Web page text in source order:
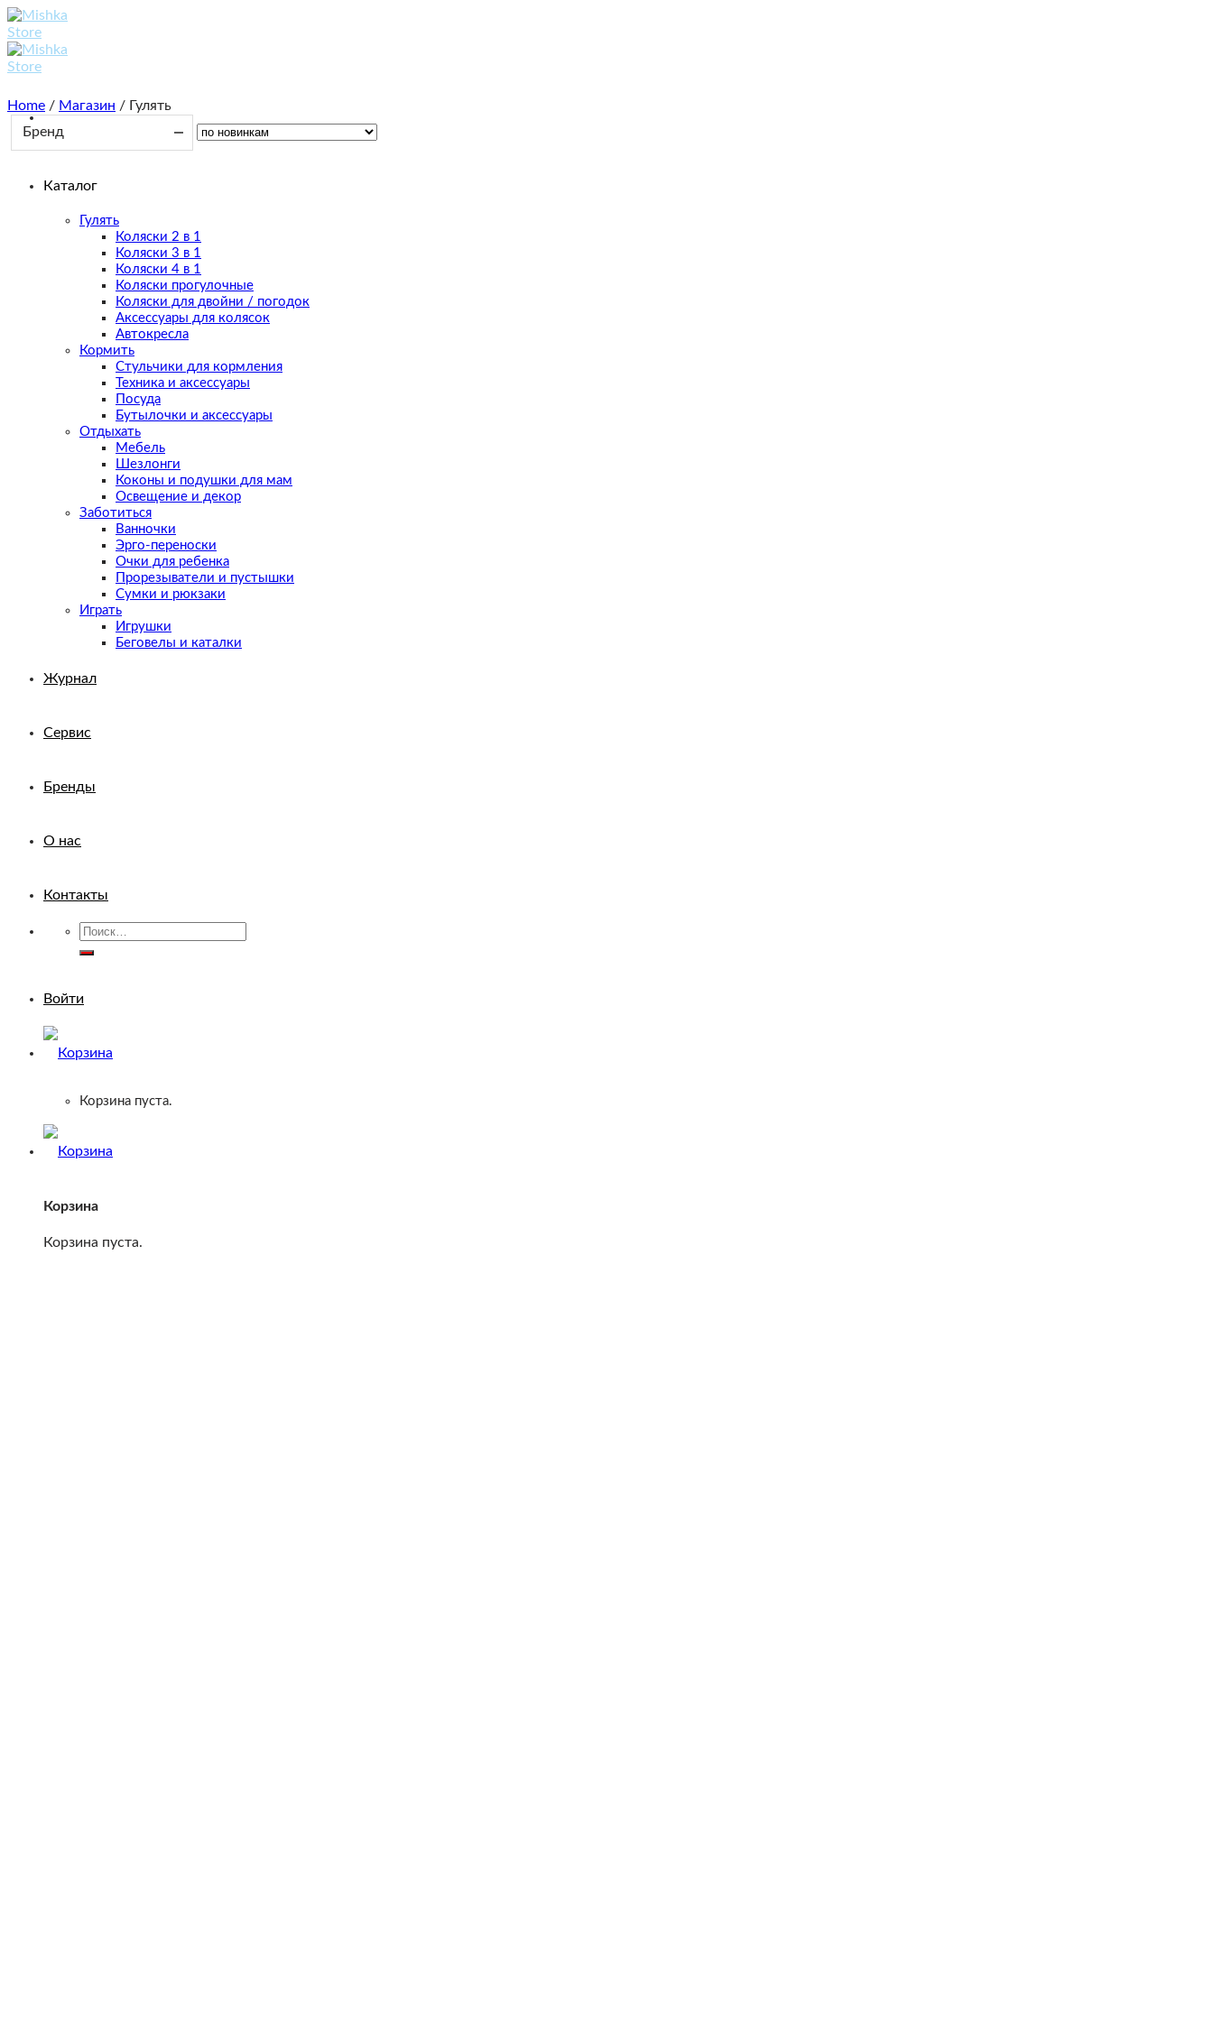
Skip
to
content
Каталог
Гулять
Коляски 2 в 1
Коляски 3 в 1
Коляски 4 в 1
Коляски прогулочные
Коляски для двойни / погодок
Аксессуары для колясок
Автокресла
Кормить
Стульчики для кормления
Техника и аксессуары
Посуда
Бутылочки и аксессуары
Отдыхать
Мебель
Шезлонги
Коконы и подушки для мам
Освещение и декор
Заботиться
Ванночки
Эрго-переноски
Очки для ребенка
Прорезыватели и пустышки
Сумки и рюкзаки
Играть
Игрушки
Беговелы и каталки
Журнал
Сервис
Бренды
О нас
Контакты
Искать:
Войти
Корзина пуста.
Корзина
Корзина пуста.
Home / Магазин / Гулять
Бренд